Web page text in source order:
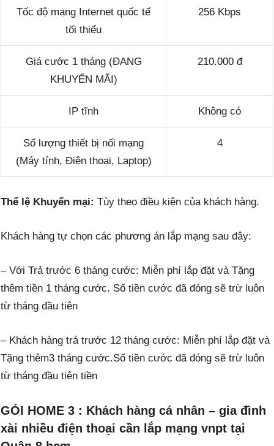
Tốc độ mạng Internet quốc tế
tối thiểu
256 Kbps
Giá cước 1 tháng (ĐANG
KHUYẾN MÃI)
210.000 đ
IP tĩnh Không có
Số lượng thiết bị nối mạng
(Máy tính, Điện thoại, Laptop)
4
Thể lệ Khuyến mại: Tùy theo điều kiện của khách hàng.
Khách hàng tự chọn các phương án lắp mạng sau đây:
– Với Trả trước 6 tháng cước: Miễn phí lắp đặt và Tặng
thêm tiền 1 tháng cước. Số tiền cước đã đóng sẽ trừ luôn
từ tháng đầu tiên
– Khách hàng trả trước 12 tháng cước: Miễn phí lắp đặt và
Tặng thêm3 tháng cước.Số tiền cước đã đóng sẽ trừ luôn
từ tháng đầu tiên tiền
GÓI HOME 3 : Khách hàng cá nhân – gia đình
xài nhiều điện thoại cần lắp mạng vnpt tại